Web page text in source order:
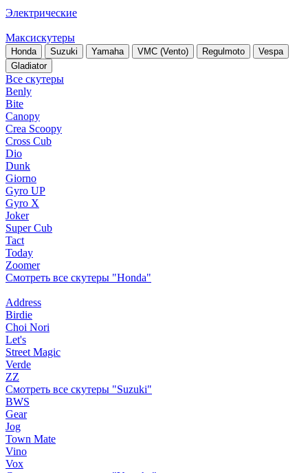
Электрические
Максискутеры
Honda Suzuki Yamaha VMC (Vento) Regulmoto
Vespa
Gladiator
Все скутеры
Benly
Bite
Canopy
Crea Scoopy
Cross Cub
Dio
Dunk
Giorno
Gyro UP
Gyro X
Joker
Super Cub
Tact
Today
Zoomer
Смотреть все скутеры "Honda"
Address
Birdie
Choi Nori
Let's
Street Magic
Verde
ZZ
Смотреть все скутеры "Suzuki"
BWS
Gear
Jog
Town Mate
Vino
Vox